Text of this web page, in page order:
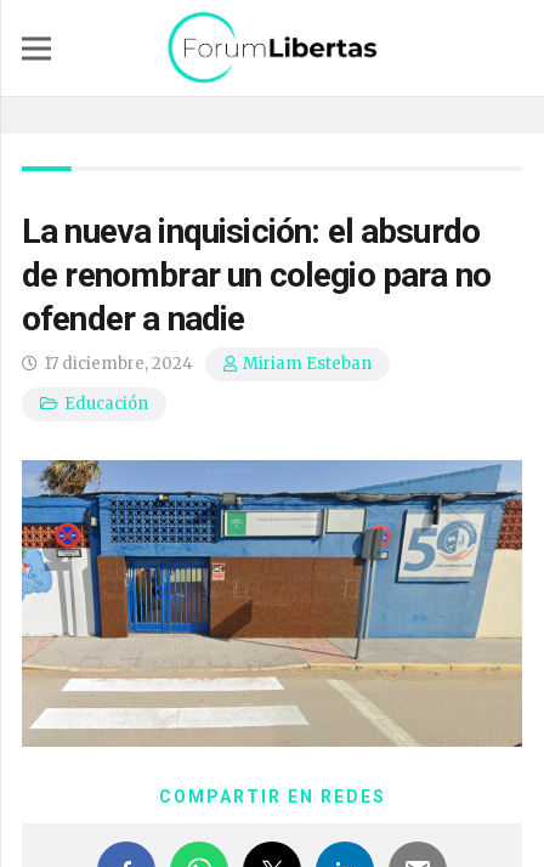
La nueva inquisición: el absurdo
de renombrar un colegio para no
ofender a nadie
17 diciembre, 2024
Miriam Esteban
Educación
COMPARTIR EN REDES